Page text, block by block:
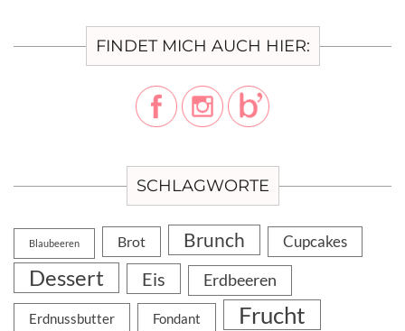
FINDET MICH AUCH HIER:
SCHLAGWORTE
Blaubeeren Brot Brunch Cupcakes
Dessert Eis Erdbeeren
Erdnussbutter Fondant Frucht